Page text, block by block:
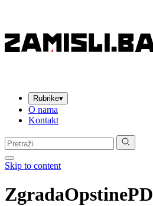
Rubrike▾
O nama
Kontakt
Pretraga:
Skip to content
ZgradaOpstinePD